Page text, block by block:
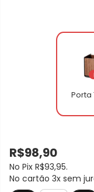
Porta
R$98,90
No Pix R$93,95.
No cartão 3x sem